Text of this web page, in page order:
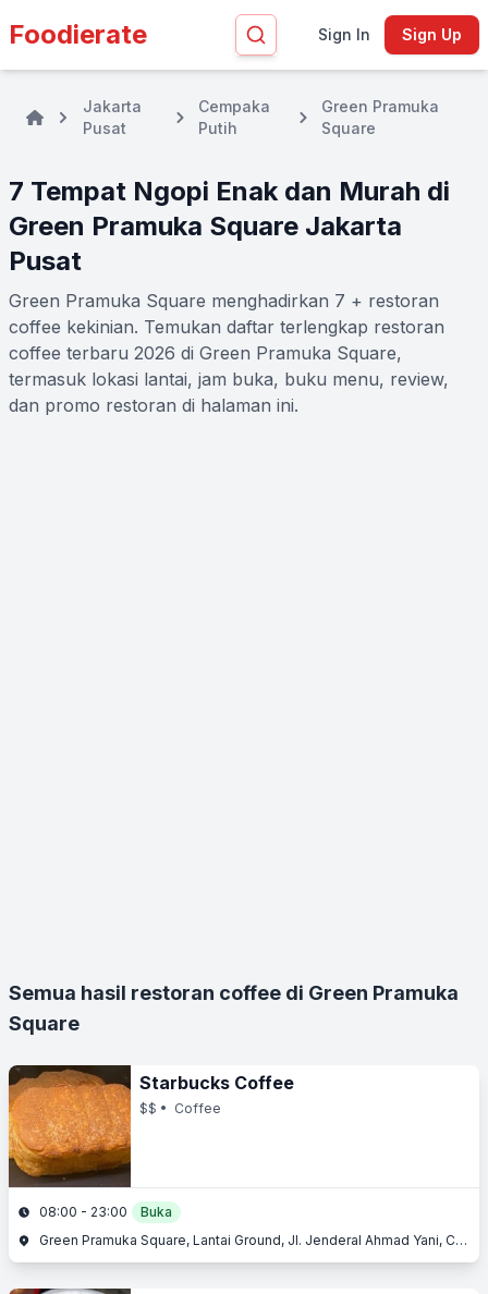
Foodierate Sign In Sign Up
Jakarta
Pusat
Cempaka
Putih
Green Pramuka
Square
7 Tempat Ngopi Enak dan Murah di
Green Pramuka Square Jakarta
Pusat
Green Pramuka Square menghadirkan 7 + restoran
coffee kekinian. Temukan daftar terlengkap restoran
coffee terbaru 2026 di Green Pramuka Square,
termasuk lokasi lantai, jam buka, buku menu, review,
dan promo restoran di halaman ini.
Semua hasil restoran coffee di Green Pramuka
Square
Starbucks Coffee
$$ • Coffee
08:00 - 23:00
Buka
Green Pramuka Square, Lantai Ground, Jl. Jenderal Ahmad Yani, Cempaka Putih, Jakarta Pusat, Jakarta